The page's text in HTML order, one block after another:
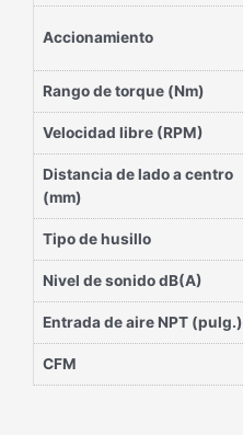
Accionamiento
Rango de torque (Nm)
Velocidad libre (RPM)
Distancia de lado a centro
(mm)
Tipo de husillo
Nivel de sonido dB(A)
Entrada de aire NPT (pulg.)
CFM